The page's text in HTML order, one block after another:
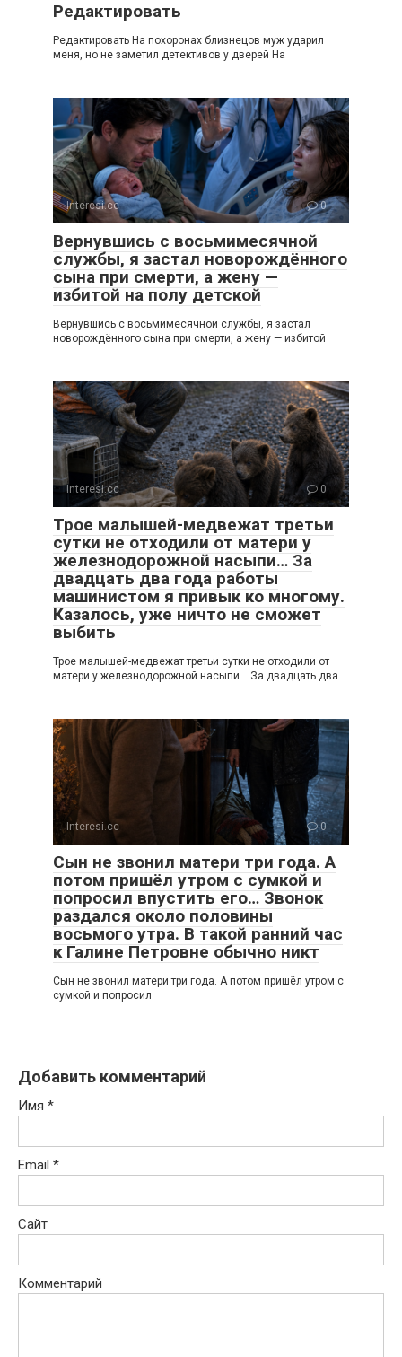
Редактировать
Редактировать На похоронах близнецов муж ударил
меня, но не заметил детективов у дверей На
Interesi.cc 0
Вернувшись с восьмимесячной
службы, я застал новорождённого
сына при смерти, а жену —
избитой на полу детской
Вернувшись с восьмимесячной службы, я застал
новорождённого сына при смерти, а жену — избитой
Interesi.cc 0
Трое малышей-медвежат третьи
сутки не отходили от матери у
железнодорожной насыпи… За
двадцать два года работы
машинистом я привык ко многому.
Казалось, уже ничто не сможет
выбить
Трое малышей-медвежат третьи сутки не отходили от
матери у железнодорожной насыпи… За двадцать два
Interesi.cc 0
Сын не звонил матери три года. А
потом пришёл утром с сумкой и
попросил впустить его… Звонок
раздался около половины
восьмого утра. В такой ранний час
к Галине Петровне обычно никт
Сын не звонил матери три года. А потом пришёл утром с
сумкой и попросил
Добавить комментарий
Имя *
Email *
Сайт
Комментарий